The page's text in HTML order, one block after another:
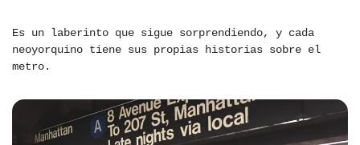
Es un laberinto que sigue sorprendiendo, y cada
neoyorquino tiene sus propias historias sobre el
metro.